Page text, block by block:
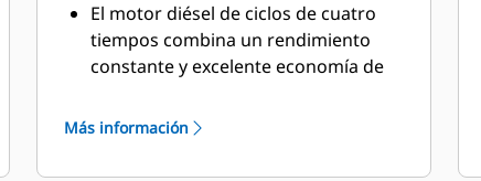
El motor diésel de ciclos de cuatro
tiempos combina un rendimiento
constante y excelente economía de
Más información